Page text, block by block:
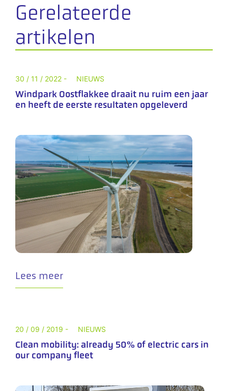
Gerelateerde
artikelen
30 / 11 / 2022 - NIEUWS
Windpark Oostflakkee draait nu ruim een jaar
en heeft de eerste resultaten opgeleverd
Lees meer
20 / 09 / 2019 - NIEUWS
Clean mobility: already 50% of electric cars in
our company fleet